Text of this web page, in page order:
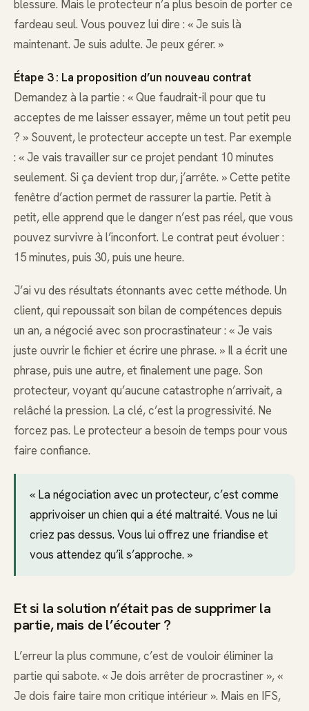
blessure. Mais le protecteur n’a plus besoin de porter ce
fardeau seul. Vous pouvez lui dire : « Je suis là
maintenant. Je suis adulte. Je peux gérer. »
Étape 3 : La proposition d’un nouveau contrat
Demandez à la partie : « Que faudrait-il pour que tu
acceptes de me laisser essayer, même un tout petit peu
? » Souvent, le protecteur accepte un test. Par exemple
: « Je vais travailler sur ce projet pendant 10 minutes
seulement. Si ça devient trop dur, j’arrête. » Cette petite
fenêtre d’action permet de rassurer la partie. Petit à
petit, elle apprend que le danger n’est pas réel, que vous
pouvez survivre à l’inconfort. Le contrat peut évoluer :
15 minutes, puis 30, puis une heure.
J’ai vu des résultats étonnants avec cette méthode. Un
client, qui repoussait son bilan de compétences depuis
un an, a négocié avec son procrastinateur : « Je vais
juste ouvrir le fichier et écrire une phrase. » Il a écrit une
phrase, puis une autre, et finalement une page. Son
protecteur, voyant qu’aucune catastrophe n’arrivait, a
relâché la pression. La clé, c’est la progressivité. Ne
forcez pas. Le protecteur a besoin de temps pour vous
faire confiance.
« La négociation avec un protecteur, c’est comme
apprivoiser un chien qui a été maltraité. Vous ne lui
criez pas dessus. Vous lui offrez une friandise et
vous attendez qu’il s’approche. »
Et si la solution n’était pas de supprimer la
partie, mais de l’écouter ?
L’erreur la plus commune, c’est de vouloir éliminer la
partie qui sabote. « Je dois arrêter de procrastiner », «
Je dois faire taire mon critique intérieur ». Mais en IFS,